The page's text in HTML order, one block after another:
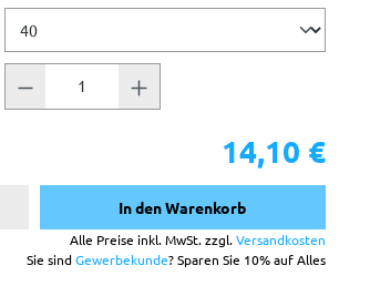
14,10 €
In den Warenkorb
Alle Preise inkl. MwSt. zzgl.Versandkosten
Sie sindGewerbekunde? Sparen Sie 10% auf Alles